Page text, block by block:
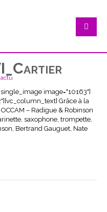
actu
image="10163"]
Grâce à la
– Radigue & Robinson
saxophone, trompette,
Bertrand Gauguet, Nate